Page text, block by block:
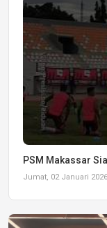
PSM Makassar
Jumat, 02 Januari 2026